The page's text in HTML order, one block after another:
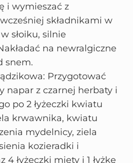
i wymieszać z
składnikami w
słoiku, silnie
na newralgiczne
snem.
Przygotować
napar z czarnej herbaty i
po 2 łyżeczki kwiatu
krwawnika, kwiatu
mydelnicy, ziela
kozieradki i
4 łyżeczki mięty i 1 łyżkę